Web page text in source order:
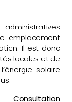
emplacement
Il est donc
locales et de
solaire